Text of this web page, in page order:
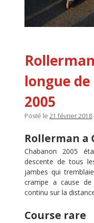
longue
2005
Posté le 21 février 2018
Rollerman a
Chabanon 2005
descente de tous
jambes qui
crampe a cause de
continu sur la
Course rare